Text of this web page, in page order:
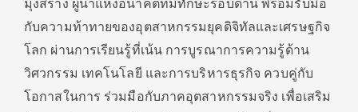
มุ่งสร้าง ผู้นำแห่งอนาคตที่มีทักษะรอบด้าน พร้อมรับมือ
กับความท้าทายของอุตสาหกรรมยุคดิจิทัลและเศรษฐกิจ
โลก ผ่านการเรียนรู้ที่เน้น การบูรณาการความรู้ด้าน
วิศวกรรม เทคโนโลยี และการบริหารธุรกิจ ควบคู่กับ
โอกาสในการ ร่วมมือกับภาคอุตสาหกรรมจริง เพื่อเสริม